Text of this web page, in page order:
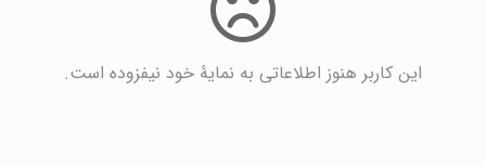
این کاربر هنوز اطلاعاتی به نمایۀ خود نیفزوده است.